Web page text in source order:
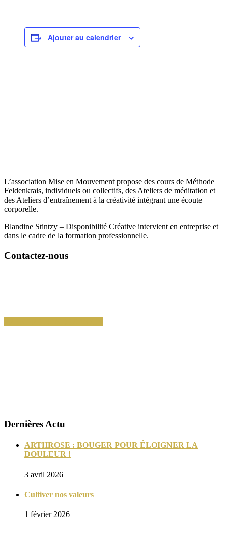
Ajouter au calendrier
L’association Mise en Mouvement propose des cours de Méthode
Feldenkrais, individuels ou collectifs, des Ateliers de méditation et
des Ateliers d’entraînement à la créativité intégrant une écoute
corporelle.
Blandine Stintzy – Disponibilité Créative intervient en entreprise et
dans le cadre de la formation professionnelle.
Contactez-nous
Dernières Actu
ARTHROSE : BOUGER POUR ÉLOIGNER LA
DOULEUR !
3 avril 2026
Cultiver nos valeurs
1 février 2026